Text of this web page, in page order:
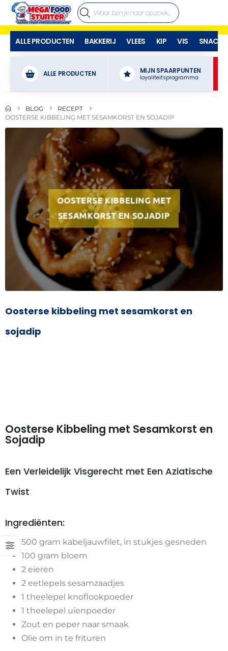
ALLE PRODUCTEN BAKKERIJ VLEES KIP VIS SNACKS
ALLE PRODUCTEN MIJN SPAARPUNTEN
loyaliteitsprogramma
BLOG
RECEPT
OOSTERSE KIBBELING MET SESAMKORST EN SOJADIP
Oosterse kibbeling met sesamkorst en
sojadip
Oosterse Kibbeling met Sesamkorst en
Sojadip
Een Verleidelijk Visgerecht met Een Aziatische
Twist
Ingrediënten:
500 gram kabeljauwfilet, in stukjes gesneden
100 gram bloem
2 eieren
2 eetlepels sesamzaadjes
1 theelepel knoflookpoeder
1 theelepel uienpoeder
Zout en peper naar smaak
Olie om in te frituren